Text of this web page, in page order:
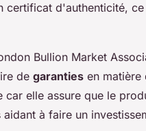
certificat d'authenticité,
Bullion Market
de garanties en matière
car elle assure que le
à faire un